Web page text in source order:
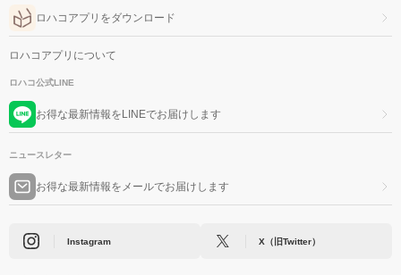
ロハコアプリをダウンロード
ロハコアプリについて
ロハコ公式LINE
お得な最新情報をLINEでお届けします
ニュースレター
お得な最新情報をメールでお届けします
Instagram X（旧Twitter）